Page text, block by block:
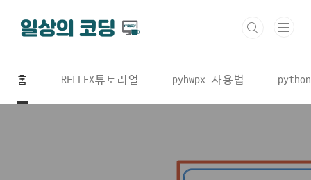
홈 REFLEX튜토리얼 pyhwpx 사용법